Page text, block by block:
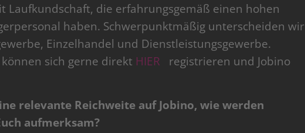
Laufkundschaft, die erfahrungsgemäß einen hohen
haben. Schwerpunktmäßig unterscheiden wir
Einzelhandel und Dienstleistungsgewerbe.
sich gerne direkt HIER registrieren und Jobino
relevante Reichweite auf Jobino, wie werden
aufmerksam?